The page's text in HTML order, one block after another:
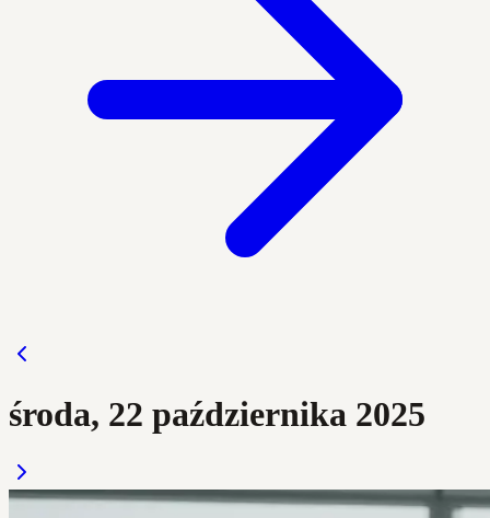
środa, 22 października 2025